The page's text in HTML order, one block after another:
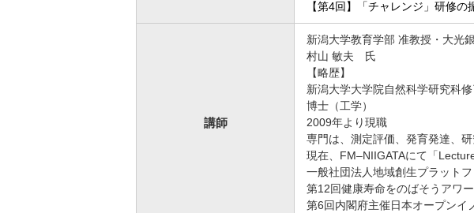
【第4回】「チャレンジ」研修の
講師
新潟大学教育学部 准教授・大光
村山 敏夫 氏
【略歴】
新潟大学大学院自然科学研究科修
博士（工学）
2009年より現職
専門は、測定評価、発育発達、
現在、FM‒NIIGATAにて「
一般社団法人地域創生プラット
第12回健康寿命をのばそうアワ
第6回内閣府主催日本オープンイ